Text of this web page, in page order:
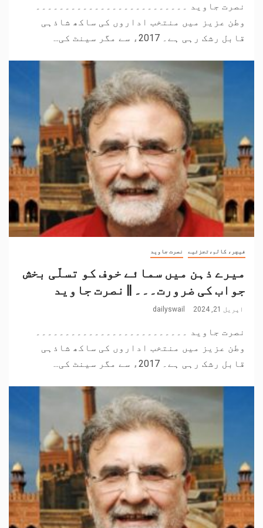
نصرت جاوید ۔۔۔۔۔۔۔۔۔۔۔۔۔۔۔۔۔۔۔۔۔۔۔۔۔۔
وطن عزیز میں منتخب اداروں کی ساکھ شاذہی
قابل رشک رہی ہے۔ 2017ء سے مگر سینٹ کی...
فیچر، کالم،تجزئیے نصرت جاوید
میرے ذہن میں سمائے خوف کو تسلّی بخش
جواب کی ضرورت۔۔۔ || نصرت جاوید
اپریل 21, 2024 dailyswail
نصرت جاوید ۔۔۔۔۔۔۔۔۔۔۔۔۔۔۔۔۔۔۔۔۔۔۔۔۔۔
وطن عزیز میں منتخب اداروں کی ساکھ شاذہی
قابل رشک رہی ہے۔ 2017ء سے مگر سینٹ کی...